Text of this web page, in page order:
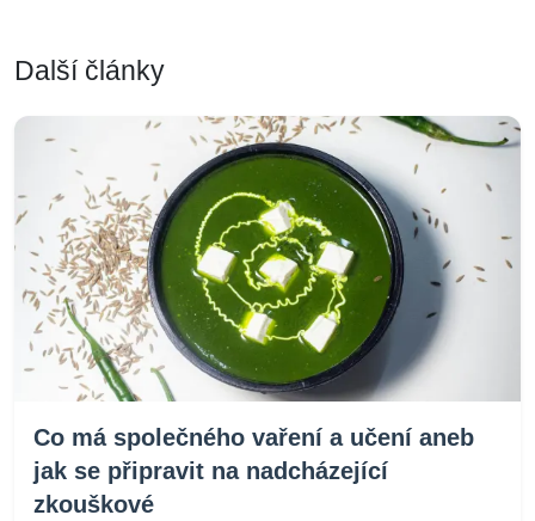
Další články
Co má společného vaření a učení aneb
jak se připravit na nadcházející
zkouškové